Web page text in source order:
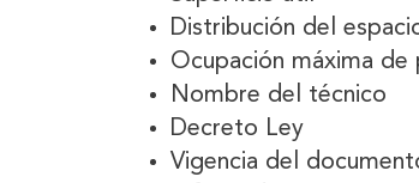
Distribución del
Ocupación máxima de
Nombre del técnico
Decreto Ley
Vigencia del